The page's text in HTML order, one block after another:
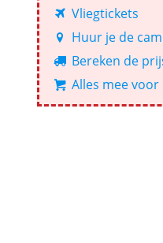
Vliegtickets
Huur je de
Bereken de
Alles mee voor